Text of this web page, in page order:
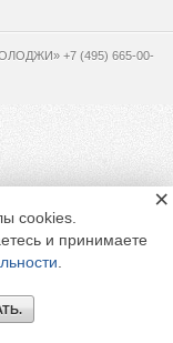
+7 (495) 665-00-
cookies.
и принимаете
×